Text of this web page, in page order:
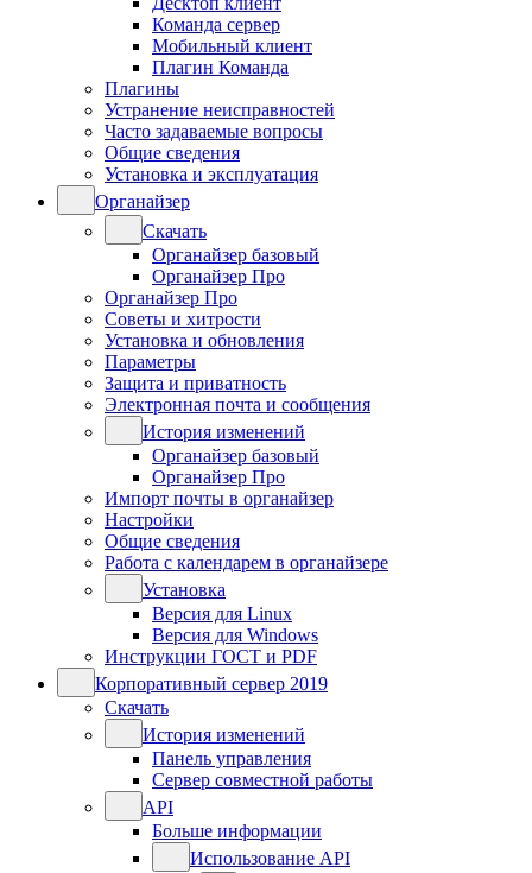
Команда сервер
Мобильный клиент
Плагин Команда
Плагины
Устранение неисправностей
Часто задаваемые вопросы
Общие сведения
Установка и эксплуатация
Органайзер
Скачать
Органайзер базовый
Органайзер Про
Органайзер Про
Советы и хитрости
Установка и обновления
Параметры
Защита и приватность
Электронная почта и сообщения
История изменений
Органайзер базовый
Органайзер Про
Импорт почты в органайзер
Настройки
Общие сведения
Работа с календарем в органайзере
Установка
Версия для Linux
Версия для Windows
Инструкции ГОСТ и PDF
Корпоративный сервер 2019
Скачать
История изменений
Панель управления
Сервер совместной работы
API
Больше информации
Использование API